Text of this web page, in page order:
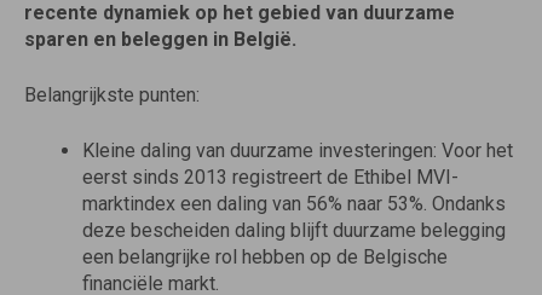
recente dynamiek op het gebied van duurzame
sparen en beleggen in België.
Belangrijkste punten:
Kleine daling van duurzame investeringen: Voor het
eerst sinds 2013 registreert de Ethibel MVI-
marktindex een daling van 56% naar 53%. Ondanks
deze bescheiden daling blijft duurzame belegging
een belangrijke rol hebben op de Belgische
financiële markt.